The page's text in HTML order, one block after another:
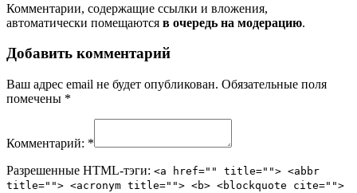
Комментарии, содержащие ссылки и вложения,
автоматически помещаются в очередь на модерацию.
Добавить комментарий
Ваш адрес email не будет опубликован. Обязательные поля
помечены *
Комментарий: *
Разрешенные HTML-тэги: <a href="" title=""> <abbr
title=""> <acronym title=""> <b> <blockquote cite="">